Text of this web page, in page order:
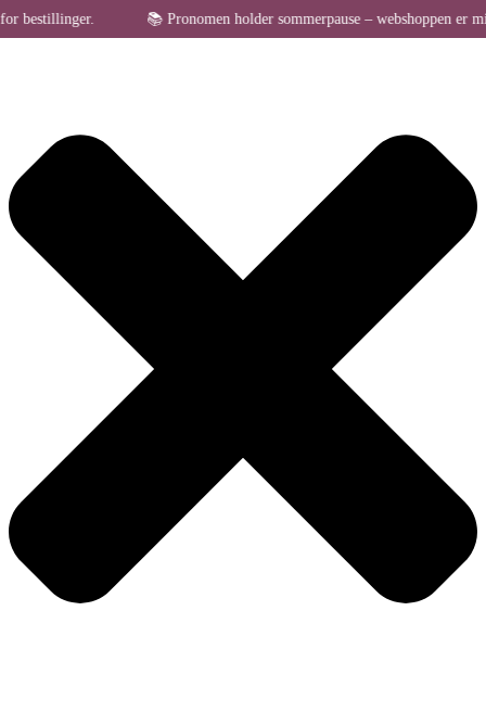
Administrer samtykke til cookies
📚 Pronomen holder sommerpause – webshoppen er